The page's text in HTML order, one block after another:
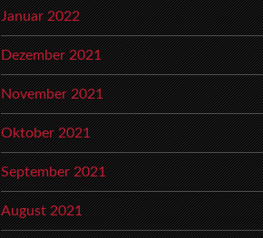
Januar 2022
Dezember 2021
November 2021
Oktober 2021
September 2021
August 2021